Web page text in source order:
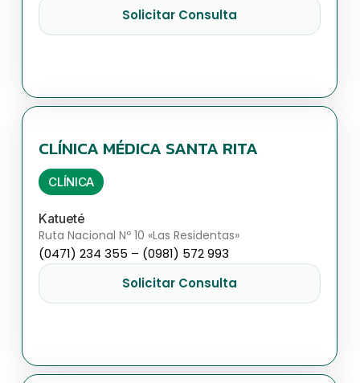
Solicitar Consulta
CLÍNICA MÉDICA SANTA RITA
CLÍNICA
Katueté
Ruta Nacional Nº 10 «Las Residentas»
(0471) 234 355 – (0981) 572 993
Solicitar Consulta